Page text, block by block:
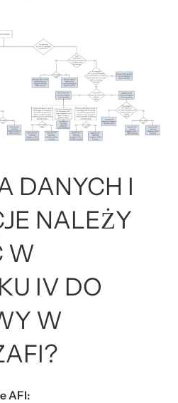
DANYCH I
NALEŻY
W
IV DO
W
AFI: